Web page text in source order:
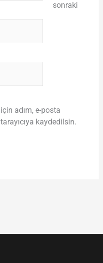
sonraki
adım, e-posta
kaydedilsin.